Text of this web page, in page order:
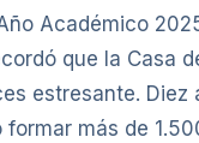
Académico
que la Casa
estresante.
formar más de